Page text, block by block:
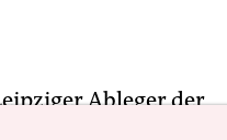
Ableger der
Straßen bringen, gut